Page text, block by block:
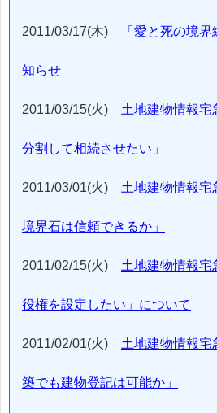
2011/03/17(木) 「愛と死の境
知らせ
2011/03/15(火) 土地建物情報
分割して相続させたい」
2011/03/01(火) 土地建物情報
境界石は信頼できるか」
2011/02/15(火) 土地建物情報
役権を設定したい」について
2011/02/01(火) 土地建物情報
築でも建物登記は可能か」